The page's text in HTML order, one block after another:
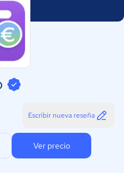
Escribir nueva reseña
Ver precio